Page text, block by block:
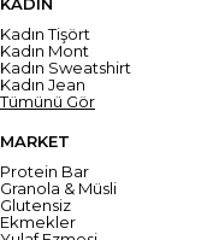
Kadın Tişört
Kadın Mont
Kadın Sweatshirt
Kadın Jean
Tümünü Gör
MARKET
Protein Bar
Granola & Müsli
Glutensiz
Ekmekler